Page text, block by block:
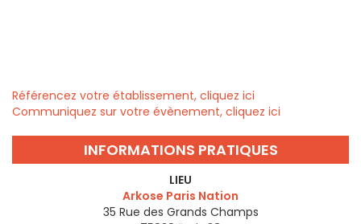
Référencez votre établissement, cliquez ici
Communiquez sur votre évènement, cliquez ici
INFORMATIONS PRATIQUES
LIEU
Arkose Paris Nation
35 Rue des Grands Champs